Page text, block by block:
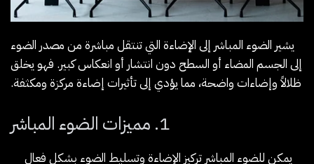
يشير الضوء المباشر إلى الإضاءة التي تنتقل مباشرة من مصدر الضوء
إلى الجسم المضاء أو السطح دون انتشار أو انعكاس كبير. فهو يخلق
ظلالاً وإضاءات واضحة، مما يؤدي إلى تأثيرات إضاءة مركزة ومكثفة.
1. مميزات الضوء المباشر
يمكن للضوء المباشر تركيز الإضاءة وتسليط الضوء بشكل فعال